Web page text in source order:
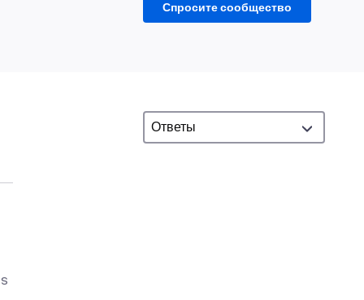
Спросите сообщество